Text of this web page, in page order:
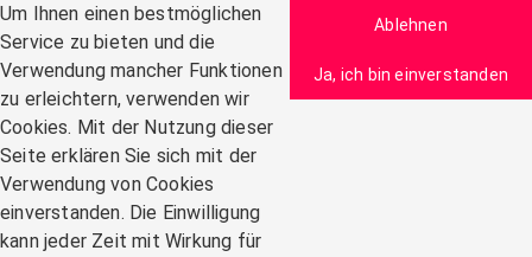
Um Ihnen einen bestmöglichen
Service zu bieten und die
Verwendung mancher Funktionen
zu erleichtern, verwenden wir
Cookies. Mit der Nutzung dieser
Seite erklären Sie sich mit der
Verwendung von Cookies
einverstanden. Die Einwilligung
kann jeder Zeit mit Wirkung für
Ablehnen
Ja, ich bin einverstanden
Zum Inhalt
Navigation: